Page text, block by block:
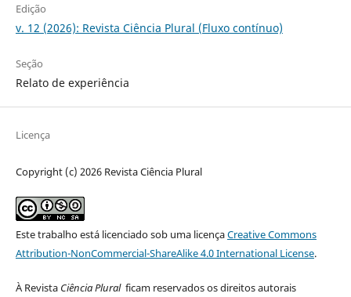
Edição
v. 12 (2026): Revista Ciência Plural (Fluxo contínuo)
Seção
Relato de experiência
Licença
Copyright (c) 2026 Revista Ciência Plural
Este trabalho está licenciado sob uma licençaCreative Commons
Attribution-NonCommercial-ShareAlike 4.0 International License.
À Revista Ciência Plural ficam reservados os direitos autorais